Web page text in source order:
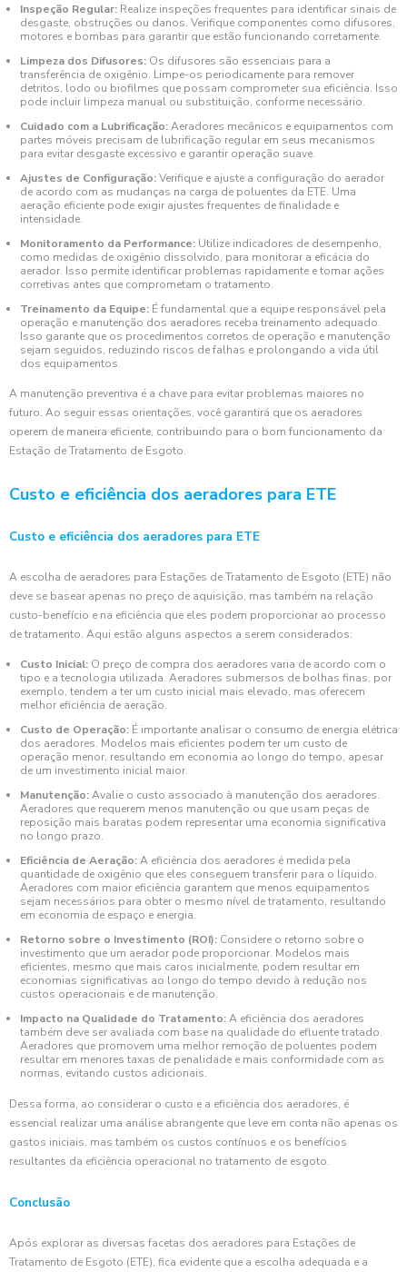
Inspeção Regular: Realize inspeções frequentes para identificar sinais de
desgaste, obstruções ou danos. Verifique componentes como difusores,
motores e bombas para garantir que estão funcionando corretamente.
Limpeza dos Difusores: Os difusores são essenciais para a
transferência de oxigênio. Limpe-os periodicamente para remover
detritos, lodo ou biofilmes que possam comprometer sua eficiência. Isso
pode incluir limpeza manual ou substituição, conforme necessário.
Cuidado com a Lubrificação:Aeradores mecânicos e equipamentos com
partes móveis precisam de lubrificação regular em seus mecanismos
para evitar desgaste excessivo e garantir operação suave.
Ajustes de Configuração:Verifique e ajuste a configuração do aerador
de acordo com as mudanças na carga de poluentes da ETE. Uma
aeração eficiente pode exigir ajustes frequentes de finalidade e
intensidade.
Monitoramento da Performance: Utilize indicadores de desempenho,
como medidas de oxigênio dissolvido, para monitorar a eficácia do
aerador. Isso permite identificar problemas rapidamente e tomar ações
corretivas antes que comprometam o tratamento.
Treinamento da Equipe: É fundamental que a equipe responsável pela
operação e manutenção dos aeradores receba treinamento adequado.
Isso garante que os procedimentos corretos de operação e manutenção
sejam seguidos, reduzindo riscos de falhas e prolongando a vida útil
dos equipamentos.
A manutenção preventiva é a chave para evitar problemas maiores no
futuro. Ao seguir essas orientações, você garantirá que os aeradores
operem de maneira eficiente, contribuindo para o bom funcionamento da
Estação de Tratamento de Esgoto.
Custo e eficiência dos aeradores para ETE
Custo e eficiência dos aeradores para ETE
A escolha de aeradores para Estações de Tratamento de Esgoto (ETE) não
deve se basear apenas no preço de aquisição, mas também na relação
custo-benefício e na eficiência que eles podem proporcionar ao processo
de tratamento. Aqui estão alguns aspectos a serem considerados:
Custo Inicial: O preço de compra dos aeradores varia de acordo com o
tipo e a tecnologia utilizada. Aeradores submersos de bolhas finas, por
exemplo, tendem a ter um custo inicial mais elevado, mas oferecem
melhor eficiência de aeração.
Custo de Operação: É importante analisar o consumo de energia elétrica
dos aeradores. Modelos mais eficientes podem ter um custo de
operação menor, resultando em economia ao longo do tempo, apesar
de um investimento inicial maior.
Manutenção:Avalie o custo associado à manutenção dos aeradores.
Aeradores que requerem menos manutenção ou que usam peças de
reposição mais baratas podem representar uma economia significativa
no longo prazo.
Eficiência de Aeração:A eficiência dos aeradores é medida pela
quantidade de oxigênio que eles conseguem transferir para o líquido.
Aeradores com maior eficiência garantem que menos equipamentos
sejam necessários para obter o mesmo nível de tratamento, resultando
em economia de espaço e energia.
Retorno sobre o Investimento (ROI): Considere o retorno sobre o
investimento que um aerador pode proporcionar. Modelos mais
eficientes, mesmo que mais caros inicialmente, podem resultar em
economias significativas ao longo do tempo devido à redução nos
custos operacionais e de manutenção.
Impacto na Qualidade do Tratamento:A eficiência dos aeradores
também deve ser avaliada com base na qualidade do efluente tratado.
Aeradores que promovem uma melhor remoção de poluentes podem
resultar em menores taxas de penalidade e mais conformidade com as
normas, evitando custos adicionais.
Dessa forma, ao considerar o custo e a eficiência dos aeradores, é
essencial realizar uma análise abrangente que leve em conta não apenas os
gastos iniciais, mas também os custos contínuos e os benefícios
resultantes da eficiência operacional no tratamento de esgoto.
Conclusão
Após explorar as diversas facetas dos aeradores para Estações de
Tratamento de Esgoto (ETE), fica evidente que a escolha adequada e a